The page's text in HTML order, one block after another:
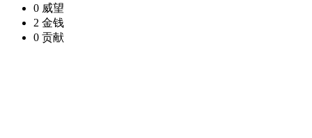
0 威望
2 金钱
0 贡献